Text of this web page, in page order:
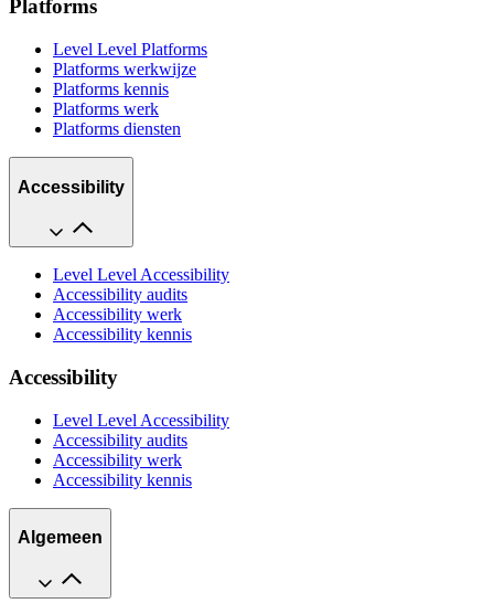
Platforms
Level Level Platforms
Platforms werkwijze
Platforms kennis
Platforms werk
Platforms diensten
Accessibility
Level Level Accessibility
Accessibility audits
Accessibility werk
Accessibility kennis
Accessibility
Level Level Accessibility
Accessibility audits
Accessibility werk
Accessibility kennis
Algemeen